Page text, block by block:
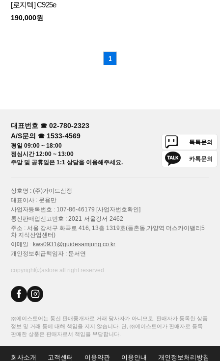
[로지텍] C925e
190,000원
1
대표번호 ☎ 02-780-2323
A/S문의 ☎ 1533-4569
평일 09:00 ~ 18:00
점심시간 12:00 ~ 13:00
주말 및 공휴일은 1:1 상담을 이용해주세요.
톡톡문의
카톡문의
상호명 : (주)가이드삼정
대표이사 : 문용만
사업자등록번호 : 107-86-46179 [사업자번호확인]
통신판매업신고번호 : 2021-서울강서-2462
주소 : 서울 강서구 화곡로 416, 13층 1319호(등촌동,가양역 더스카이밸리5
차 지식산업센터)
이메일 : kws0931@guidesamjung.co.kr
개인정보취급책임자 : 문서연
copyright⒞astore all right reserved
㈜에이스토어는 통신 판매중개자로 거래 당사자가 아니므로, 판매자가 등록한 상품
정보 및 거래 등에 대해 책임을 지지 않습니다. 단, ㈜에이스토어가 판매자로 등록
판매한 상품은 판매자로서 책임을 부담합니다.
회사소개 고객센터 이용약관 이용안내 개인정보처리방침